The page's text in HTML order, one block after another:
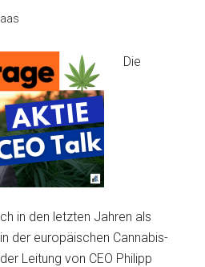
Die
in den letzten Jahren als
der europäischen Cannabis-
Leitung von CEO Philipp